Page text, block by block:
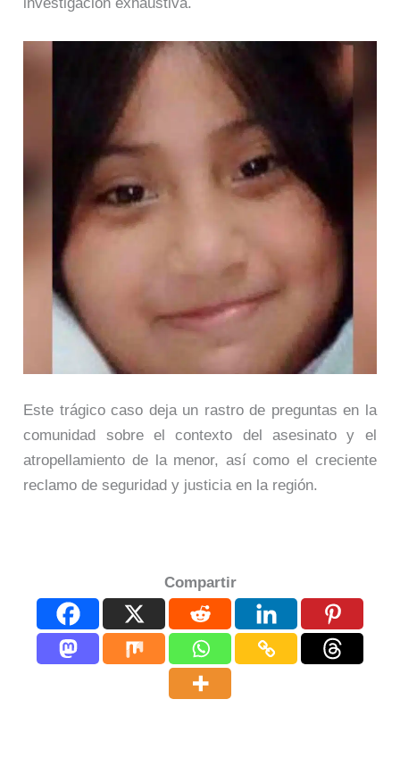
investigación exhaustiva.
Este trágico caso deja un rastro de preguntas en la
comunidad sobre el contexto del asesinato y el
atropellamiento de la menor, así como el creciente
reclamo de seguridad y justicia en la región.
Compartir